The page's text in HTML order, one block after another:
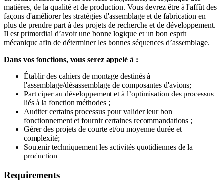
matières, de la qualité et de production. Vous devrez être à l'affût des
façons d'améliorer les stratégies d'assemblage et de fabrication en
plus de prendre part à des projets de recherche et de développement.
Il est primordial d’avoir une bonne logique et un bon esprit
mécanique afin de déterminer les bonnes séquences d’assemblage.
Dans vos fonctions, vous serez appelé à :
Établir des cahiers de montage destinés à
l'assemblage/désassemblage de composantes d'avions;
Participer au développement et à l’optimisation des processus
liés à la fonction méthodes ;
Auditer certains processus pour valider leur bon
fonctionnement et fournir certaines recommandations ;
Gérer des projets de courte et/ou moyenne durée et
complexité;
Soutenir techniquement les activités quotidiennes de la
production.
Requirements